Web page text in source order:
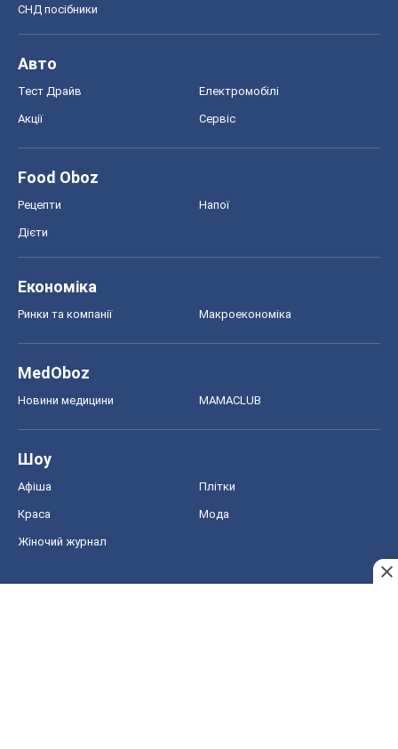
СНД посібники
Авто
Тест Драйв Електромобілі
Акції Сервіс
Food Oboz
Рецепти Напої
Дієти
Економіка
Ринки та компанії Макроекономіка
MedOboz
Новини медицини MAMACLUB
Шоу
Афіша Плітки
Краса Мода
Жіночий журнал